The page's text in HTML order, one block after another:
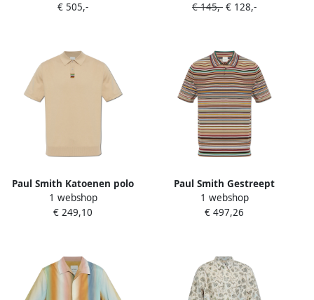
€ 505,-
€ 145,- € 128,-
Paul Smith Katoenen polo
Beige Heren
1 webshop
€ 249,10
Paul Smith Gestreept
patroon polo Multicolor
Heren
1 webshop
€ 497,26